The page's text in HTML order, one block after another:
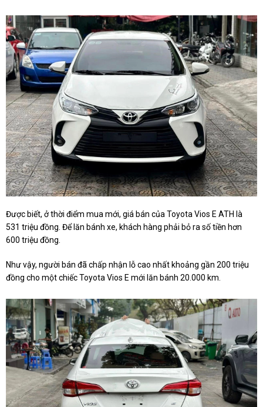
Được biết, ở thời điểm mua mới, giá bán của Toyota Vios E ATH là
531 triệu đồng. Để lăn bánh xe, khách hàng phải bỏ ra số tiền hơn
600 triệu đồng.
Như vậy, người bán đã chấp nhận lỗ cao nhất khoảng gần 200 triệu
đồng cho một chiếc Toyota Vios E mới lăn bánh 20.000 km.